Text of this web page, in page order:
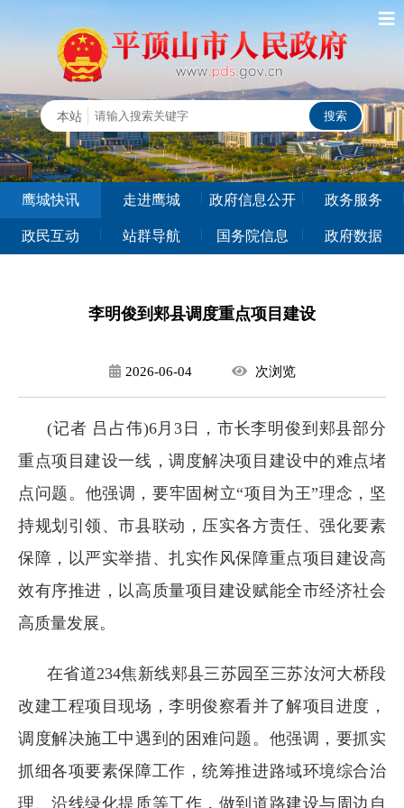
鹰城快讯 走进鹰城 政府信息公开 政务服务
政民互动 站群导航 国务院信息 政府数据
李明俊到郏县调度重点项目建设
2026-06-04 次浏览
(记者 吕占伟)6月3日，市长李明俊到郏县部分
重点项目建设一线，调度解决项目建设中的难点堵
点问题。他强调，要牢固树立“项目为王”理念，坚
持规划引领、市县联动，压实各方责任、强化要素
保障，以严实举措、扎实作风保障重点项目建设高
效有序推进，以高质量项目建设赋能全市经济社会
高质量发展。
在省道234焦新线郏县三苏园至三苏汝河大桥段
改建工程项目现场，李明俊察看并了解项目进度，
调度解决施工中遇到的困难问题。他强调，要抓实
抓细各项要素保障工作，统筹推进路域环境综合治
理、沿线绿化提质等工作，做到道路建设与周边自